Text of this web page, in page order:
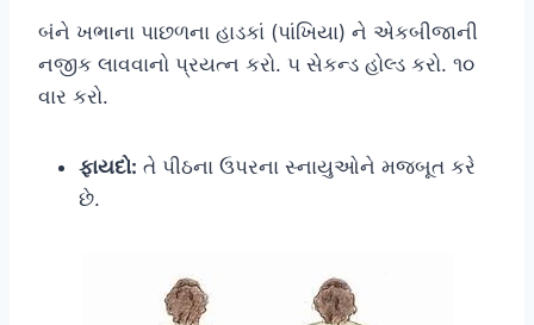
બંને ખભાના પાછળના હાડકાં (પાંખિયા) ને એકબીજાની
નજીક લાવવાનો પ્રયત્ન કરો. ૫ સેકન્ડ હોલ્ડ કરો. ૧૦
વાર કરો.
ફાયદો: તે પીઠના ઉપરના સ્નાયુઓને મજબૂત કરે
છે.